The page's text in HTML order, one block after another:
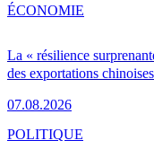
La « résilience
des exportations chinoises
07.08.2026
ÉCONOMIE
POLITIQUE